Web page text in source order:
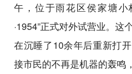
午，位于雨花区侯家塘
·1954”正式对外试营业。这
在沉睡了10余年后重新打
接市民的不再是机器的轰鸣